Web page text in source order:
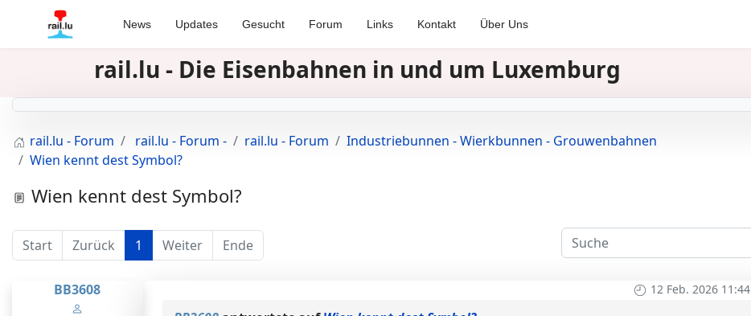
News Updates Gesucht Forum Links Kontakt Über Uns
rail.lu - Die Eisenbahnen in und um Luxemburg
rail.lu - Forum rail.lu - Forum - rail.lu - Forum
Industriebunnen - Wierkbunnen - Grouwenbahnen
Wien kennt dest Symbol?
Wien kennt dest Symbol?
Start Zurück 1 Weiter Ende
BB3608 12 Feb. 2026 11:44